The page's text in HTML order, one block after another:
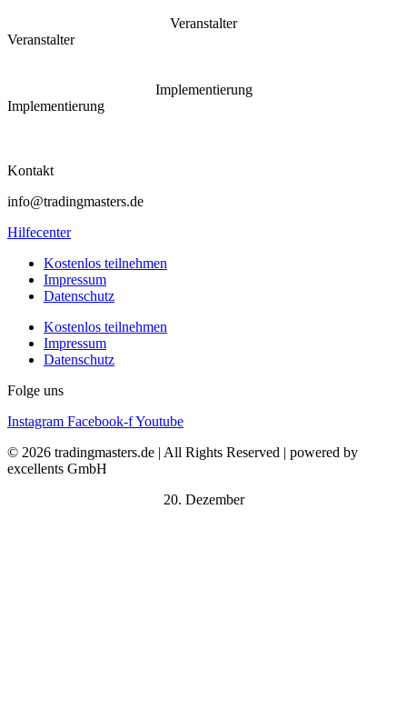
Veranstalter
Veranstalter
Implementierung
Implementierung
Kontakt
info@tradingmasters.de
Hilfecenter
Kostenlos teilnehmen
Impressum
Datenschutz
Kostenlos teilnehmen
Impressum
Datenschutz
Folge uns
Instagram Facebook-fYoutube
© 2026 tradingmasters.de | All Rights Reserved | powered by
excellents GmbH
20. Dezember